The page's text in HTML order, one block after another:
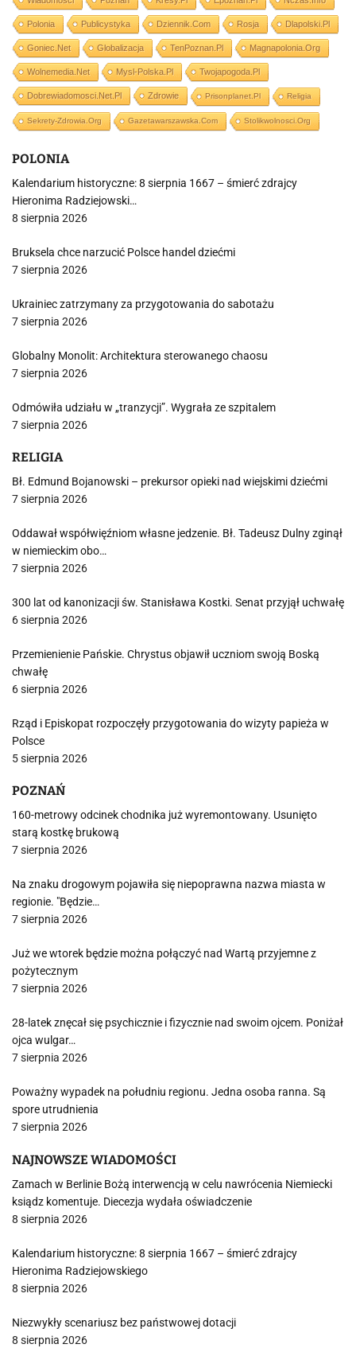
Polonia Publicystyka Dziennik.com Rosja Dlapolski.pl
Goniec.net Globalizacja TenPoznan.pl Magnapolonia.org
Wolnemedia.net Mysl-Polska.pl Twojapogoda.pl
Dobrewiadomosci.net.pl Zdrowie Prisonplanet.pl Religia
Sekrety-Zdrowia.org Gazetawarszawska.com Stolikwolnosci.org
POLONIA
Kalendarium historyczne: 8 sierpnia 1667 – śmierć zdrajcy
Hieronima Radziejowski…
8 sierpnia 2026
Bruksela chce narzucić Polsce handel dziećmi
7 sierpnia 2026
Ukrainiec zatrzymany za przygotowania do sabotażu
7 sierpnia 2026
Globalny Monolit: Architektura sterowanego chaosu
7 sierpnia 2026
Odmówiła udziału w „tranzycji”. Wygrała ze szpitalem
7 sierpnia 2026
RELIGIA
Bł. Edmund Bojanowski – prekursor opieki nad wiejskimi dziećmi
7 sierpnia 2026
Oddawał współwięźniom własne jedzenie. Bł. Tadeusz Dulny zginął
w niemieckim obo…
7 sierpnia 2026
300 lat od kanonizacji św. Stanisława Kostki. Senat przyjął uchwałę
6 sierpnia 2026
Przemienienie Pańskie. Chrystus objawił uczniom swoją Boską
chwałę
6 sierpnia 2026
Rząd i Episkopat rozpoczęły przygotowania do wizyty papieża w
Polsce
5 sierpnia 2026
POZNAŃ
160-metrowy odcinek chodnika już wyremontowany. Usunięto
starą kostkę brukową
7 sierpnia 2026
Na znaku drogowym pojawiła się niepoprawna nazwa miasta w
regionie. "Będzie…
7 sierpnia 2026
Już we wtorek będzie można połączyć nad Wartą przyjemne z
pożytecznym
7 sierpnia 2026
28-latek znęcał się psychicznie i fizycznie nad swoim ojcem. Poniżał
ojca wulgar…
7 sierpnia 2026
Poważny wypadek na południu regionu. Jedna osoba ranna. Są
spore utrudnienia
7 sierpnia 2026
NAJNOWSZE WIADOMOŚCI
Zamach w Berlinie Bożą interwencją w celu nawrócenia Niemiecki
ksiądz komentuje. Diecezja wydała oświadczenie
8 sierpnia 2026
Kalendarium historyczne: 8 sierpnia 1667 – śmierć zdrajcy
Hieronima Radziejowskiego
8 sierpnia 2026
Niezwykły scenariusz bez państwowej dotacji
8 sierpnia 2026